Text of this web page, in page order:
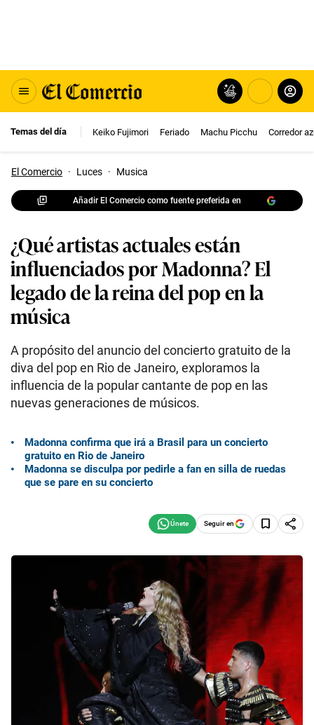
Temas del día Keiko Fujimori Feriado Machu Picchu Corredor
El Comercio · Luces · Musica
Añadir El Comercio como fuente preferida en
¿Qué artistas actuales están
influenciados por Madonna? El
legado de la reina del pop en la
música
A propósito del anuncio del concierto gratuito de la
diva del pop en Rio de Janeiro, exploramos la
influencia de la popular cantante de pop en las
nuevas generaciones de músicos.
Madonna confirma que irá a Brasil para un concierto
gratuito en Rio de Janeiro
Madonna se disculpa por pedirle a fan en silla de ruedas
que se pare en su concierto
Seguir en